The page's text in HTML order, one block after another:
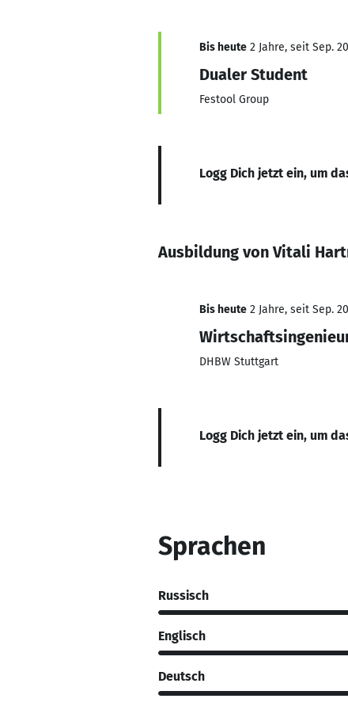
Bis heute 2 Jahre, seit Sep.
Dualer Student
Festool Group
Logg Dich jetzt ein, um
Ausbildung von Vitali
Bis heute 2 Jahre, seit Sep.
DHBW Stuttgart
Logg Dich jetzt ein, um
Sprachen
Russisch
Englisch
Deutsch